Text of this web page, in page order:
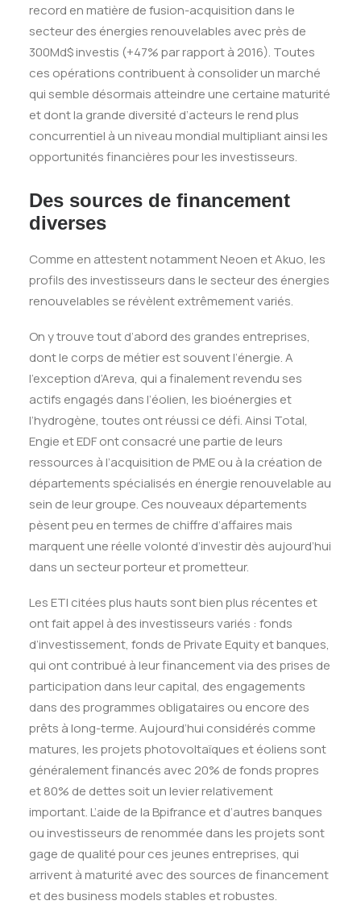
record en matière de fusion-acquisition dans le
secteur des énergies renouvelables avec près de
300Md$ investis (+47% par rapport à 2016). Toutes
ces opérations contribuent à consolider un marché
qui semble désormais atteindre une certaine maturité
et dont la grande diversité d’acteurs le rend plus
concurrentiel à un niveau mondial multipliant ainsi les
opportunités financières pour les investisseurs.
Des sources de financement
diverses
Comme en attestent notamment Neoen et Akuo, les
profils des investisseurs dans le secteur des énergies
renouvelables se révèlent extrêmement variés.
On y trouve tout d’abord des grandes entreprises,
dont le corps de métier est souvent l’énergie. A
l’exception d’Areva, qui a finalement revendu ses
actifs engagés dans l’éolien, les bioénergies et
l’hydrogène, toutes ont réussi ce défi. Ainsi Total,
Engie et EDF ont consacré une partie de leurs
ressources à l’acquisition de PME ou à la création de
départements spécialisés en énergie renouvelable au
sein de leur groupe. Ces nouveaux départements
pèsent peu en termes de chiffre d’affaires mais
marquent une réelle volonté d’investir dès aujourd’hui
dans un secteur porteur et prometteur.
Les ETI citées plus hauts sont bien plus récentes et
ont fait appel à des investisseurs variés : fonds
d’investissement, fonds de Private Equity et banques,
qui ont contribué à leur financement via des prises de
participation dans leur capital, des engagements
dans des programmes obligataires ou encore des
prêts à long-terme. Aujourd’hui considérés comme
matures, les projets photovoltaïques et éoliens sont
généralement financés avec 20% de fonds propres
et 80% de dettes soit un levier relativement
important. L’aide de la Bpifrance et d’autres banques
ou investisseurs de renommée dans les projets sont
gage de qualité pour ces jeunes entreprises, qui
arrivent à maturité avec des sources de financement
et des business models stables et robustes.